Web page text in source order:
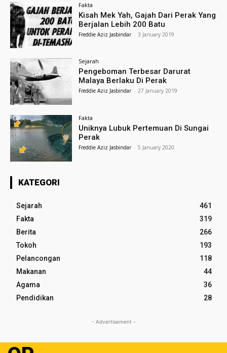
Fakta
Kisah Mek Yah, Gajah Dari Perak Yang
Berjalan Lebih 200 Batu
Freddie Aziz Jasbindar - 3 January 2019
Sejarah
Pengeboman Terbesar Darurat
Malaya Berlaku Di Perak
Freddie Aziz Jasbindar - 27 January 2019
Fakta
Uniknya Lubuk Pertemuan Di Sungai
Perak
Freddie Aziz Jasbindar - 5 January 2020
KATEGORI
Sejarah
461
Fakta
319
Berita
266
Tokoh
193
Pelancongan
118
Makanan
44
Agama
36
Pendidikan
28
- Advertisement -